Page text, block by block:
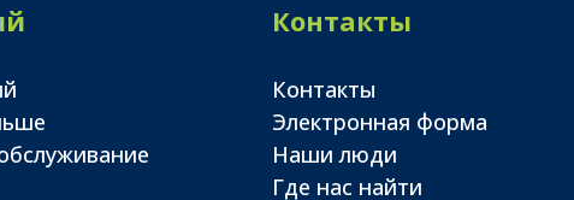
Контакты
Контакты
Электронная форма
Наши люди
Где нас найти